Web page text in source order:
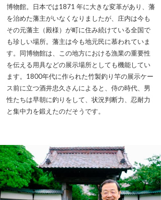
博物館。日本では1871 年に大きな変革があり、藩
を治めた藩主がいなくなりましたが、庄内は今も
その元藩主（殿様）が町に住み続けている全国で
も珍しい場所。藩主は今も地元民に慕われていま
す。同博物館は、この地方における漁業の重要性
を伝える用具などの展示場所としても機能してい
ます。1800年代に作られた竹製釣り竿の展示ケー
ス前に立つ酒井忠久さんによると、侍の時代、男
性たちは早朝に釣りをして、状況判断力、忍耐力
と集中力を鍛えたのだそうです。